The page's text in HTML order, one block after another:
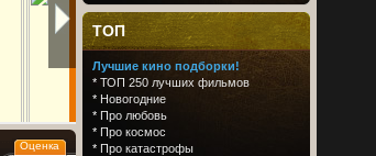
Оценка
ТОП
Лучшие кино подборки!
*ТОП 250 лучших фильмов
* Новогодние
*Про любовь
*Про космос
*Про катастрофы